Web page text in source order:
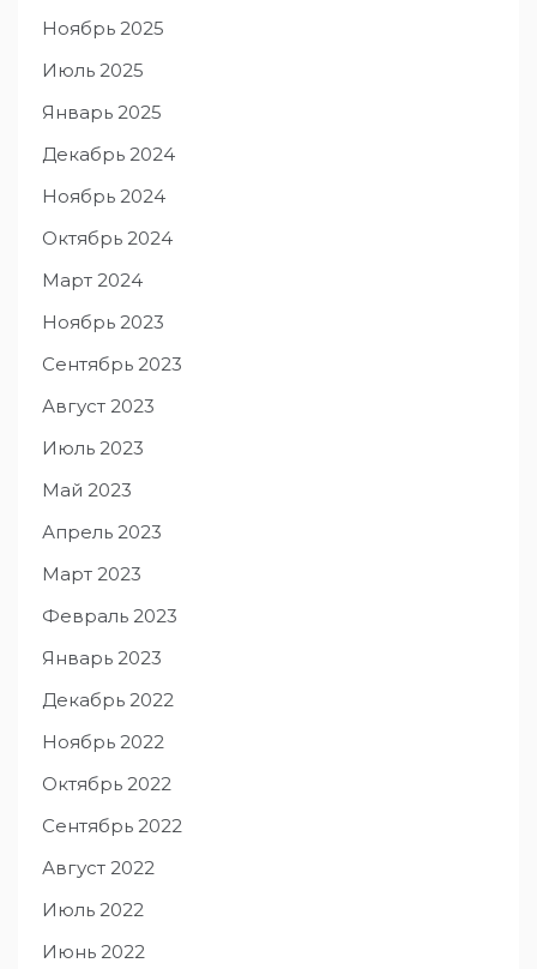
Ноябрь 2025
Июль 2025
Январь 2025
Декабрь 2024
Ноябрь 2024
Октябрь 2024
Март 2024
Ноябрь 2023
Сентябрь 2023
Август 2023
Июль 2023
Май 2023
Апрель 2023
Март 2023
Февраль 2023
Январь 2023
Декабрь 2022
Ноябрь 2022
Октябрь 2022
Сентябрь 2022
Август 2022
Июль 2022
Июнь 2022